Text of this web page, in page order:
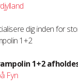
dig inden for
1+2
1+2
Fyn